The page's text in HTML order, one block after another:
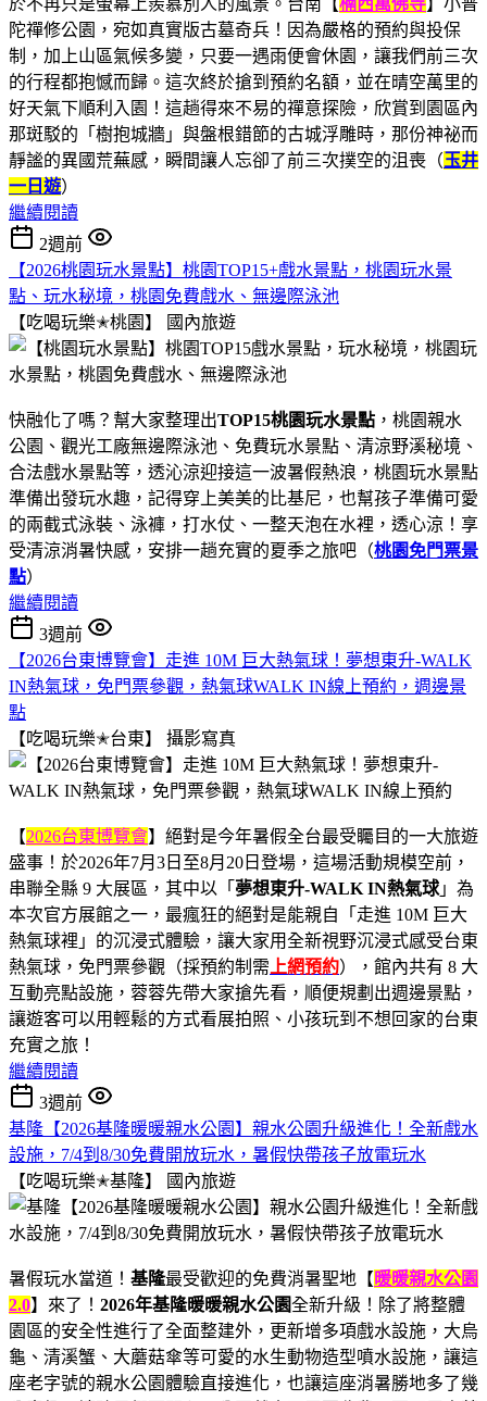
陀禪修公園，宛如真實版古墓奇兵！因為嚴格的預約與投保
制，加上山區氣候多變，只要一遇雨便會休園，讓我們前三次
的行程都抱憾而歸。這次終於搶到預約名額，並在晴空萬里的
好天氣下順利入園！這趟得來不易的禪意探險，欣賞到園區內
那斑駁的「樹抱城牆」與盤根錯節的古城浮雕時，那份神祕而
靜謐的異國荒蕪感，瞬間讓人忘卻了前三次撲空的沮喪（玉井
一日遊）
繼續閱讀
2週前
【2026桃園玩水景點】桃園TOP15+戲水景點，桃園玩水景
點、玩水秘境，桃園免費戲水、無邊際泳池
【吃喝玩樂✭桃園】
國內旅遊
快融化了嗎？幫大家整理出TOP15桃園玩水景點 ，桃園親水
公園、觀光工廠無邊際泳池、免費玩水景點、清涼野溪秘境、
合法戲水景點等，透沁涼迎接這一波暑假熱浪，桃園玩水景點
準備出發玩水趣，記得穿上美美的比基尼，也幫孩子準備可愛
的兩截式泳裝、泳褲，打水仗、一整天泡在水裡，透心涼！享
受清涼消暑快感，安排一趟充實的夏季之旅吧（桃園免門票景
點）
繼續閱讀
3週前
【2026台東博覽會】走進 10M 巨大熱氣球！夢想東升-WALK
IN熱氣球，免門票參觀，熱氣球WALK IN線上預約，週邊景
點
【吃喝玩樂✭台東】 攝影寫真
【2026台東博覽會】絕對是今年暑假全台最受矚目的一大旅遊
盛事！於2026年7月3日至8月20日登場，這場活動規模空前，
串聯全縣 9 大展區，其中以「 夢想東升-WALK IN熱氣球 」為
本次官方展館之一，最瘋狂的絕對是能親自「走進 10M 巨大
熱氣球裡」的沉浸式體驗，讓大家用全新視野沉浸式感受台東
熱氣球，免門票參觀（採預約制需 上網預約），館內共有 8 大
互動亮點設施，蓉蓉先帶大家搶先看，順便規劃出週邊景點，
讓遊客可以用輕鬆的方式看展拍照、小孩玩到不想回家的台東
充實之旅！
繼續閱讀
3週前
基隆【2026基隆暖暖親水公園】親水公園升級進化！全新戲水
設施，7/4到8/30免費開放玩水，暑假快帶孩子放電玩水
【吃喝玩樂✭基隆】
國內旅遊
暑假玩水當道！ 基隆最受歡迎的免費消暑聖地【 暖暖親水公園
2.0】來了！ 2026年基隆暖暖親水公園全新升級！除了將整體
園區的安全性進行了全面整建外，更新增多項戲水設施，大烏
龜、清溪蟹、大蘑菇傘等可愛的水生動物造型噴水設施，讓這
座老字號的親水公園體驗直接進化，也讓這座消暑勝地多了幾